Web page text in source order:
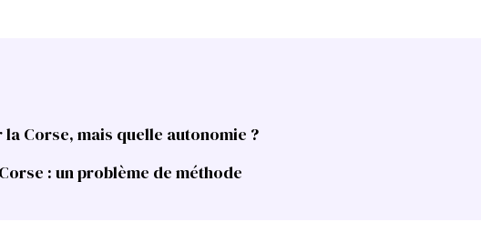
la Corse, mais quelle autonomie ?
: un problème de méthode